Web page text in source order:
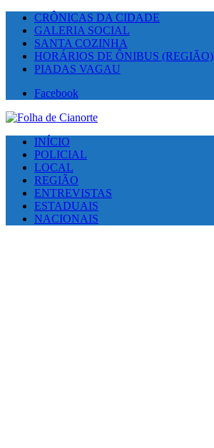
CRÔNICAS DA CIDADE
GALERIA SOCIAL
SANTA COZINHA
HORÁRIOS DE ÔNIBUS (REGIÃO)
PIADAS VAGAU
Facebook
INÍCIO
POLICIAL
LOCAL
REGIÃO
ENTREVISTAS
ESTADUAIS
NACIONAIS